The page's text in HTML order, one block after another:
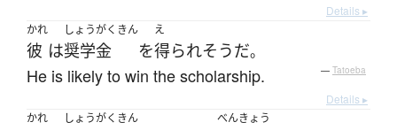
Details ▸
かれ
彼 は
しょうがくきん
奨学金 を
え
得られそうだ。
He is likely to win the scholarship. — Tatoeba
Details ▸
かれ
しょうがくきん べんきょう